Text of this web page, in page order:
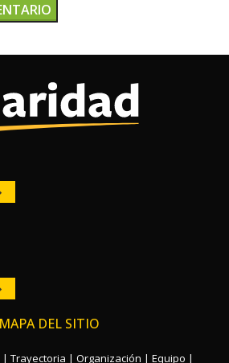
MAPA DEL SITIO
| Trayectoria | Organización | Equipo |